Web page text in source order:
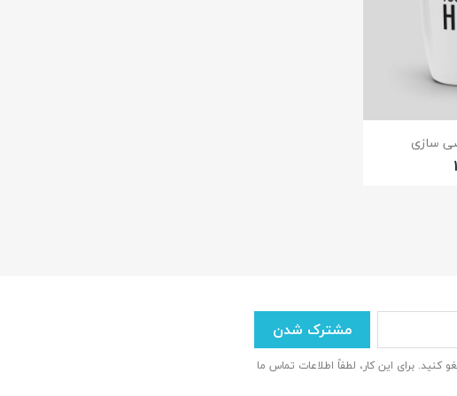
سازی
کنید. برای این کار، لطفاً اطلاعات تماس ما